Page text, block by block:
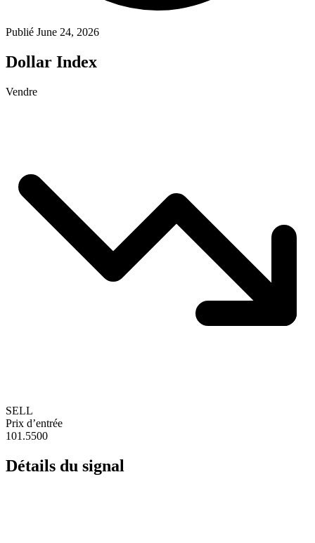
Publié June 24, 2026
Dollar Index
Vendre
SELL
Prix d’entrée
101.5500
Détails du signal